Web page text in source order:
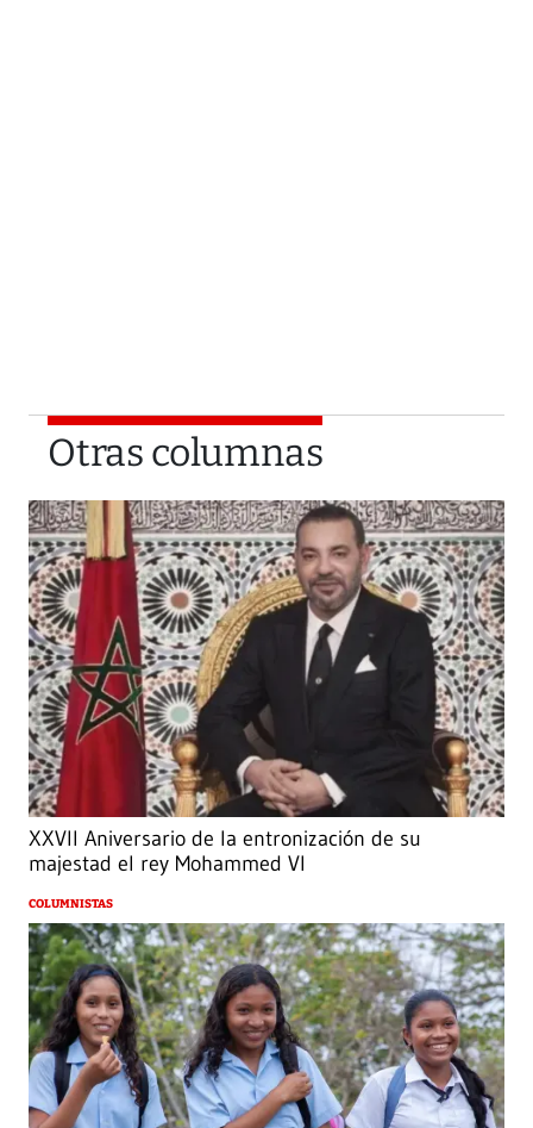
Otras columnas
XXVII Aniversario de la entronización de su
majestad el rey Mohammed VI
COLUMNISTAS